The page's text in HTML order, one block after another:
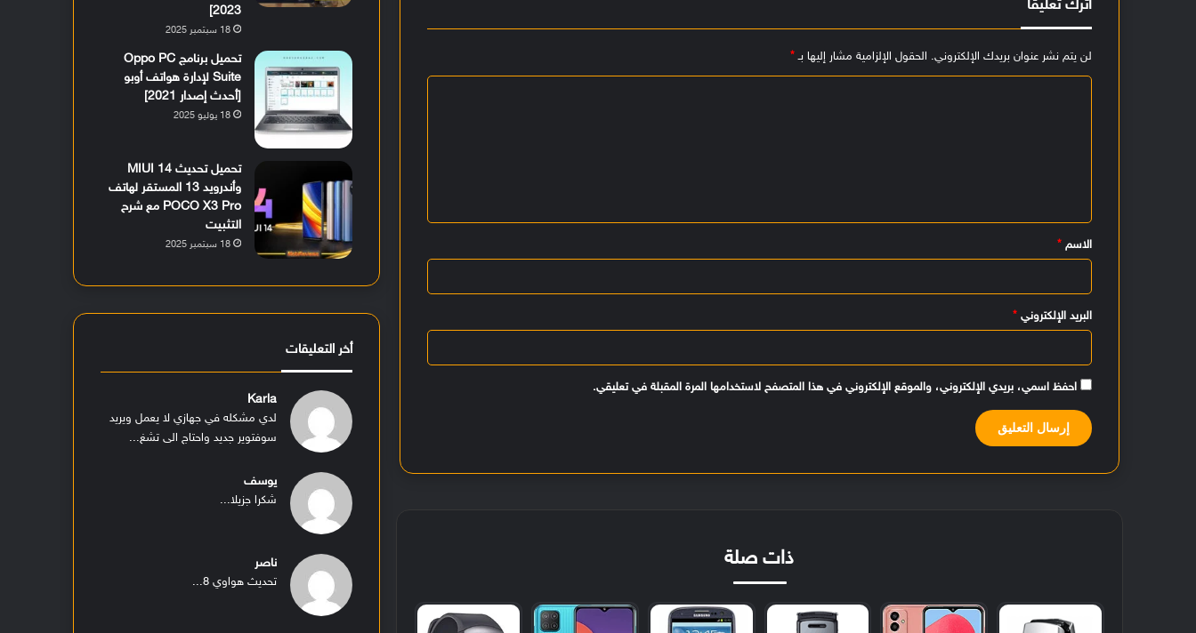
اترك تعليقاً
لن يتم نشر عنوان بريدك الإلكتروني. الحقول الإلزامية مشار إليها بـ*
الاسم*
البريد الإلكتروني*
احفظ اسمي، بريدي الإلكتروني، والموقع الإلكتروني في هذا المتصفح لاستخدامها المرة المقبلة في تعليقي.
ذات صلة
2023]
18 سبتمبر 2025
تحميل برنامج Oppo PC
Suite لإدارة هواتف أوبو
[أحدث إصدار 2021]
18 يوليو 2025
تحميل تحديث MIUI 14
وأندرويد 13 المستقر لهاتف
POCO X3 Pro مع شرح
التثبيت
18 سبتمبر 2025
أخر التعليقات
Karla
لدي مشكله في جهازي لا يعمل ويريد
سوفتوير جديد واحتاج الى تشغ...
يوسف
شكرا جزيلا...
ناصر
تحديث هواوي 8...